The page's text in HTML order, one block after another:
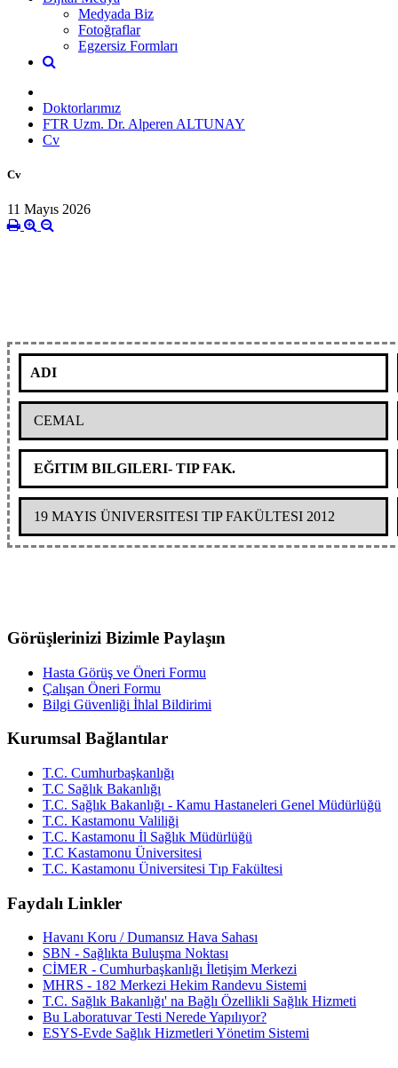
Medyada Biz
Fotoğraflar
Egzersiz Formları
Doktorlarımız
FTR Uzm. Dr. Alperen ALTUNAY
Cv
Cv
11 Mayıs 2026
ADI
CEMAL
EĞITIM BILGILERI- TIP FAK.
19 MAYIS ÜNIVERSITESI TIP FAKÜLTESI 2012
Görüşlerinizi Bizimle Paylaşın
Hasta Görüş ve Öneri Formu
Çalışan Öneri Formu
Bilgi Güvenliği İhlal Bildirimi
Kurumsal Bağlantılar
T.C. Cumhurbaşkanlığı
T.C Sağlık Bakanlığı
T.C. Sağlık Bakanlığı - Kamu Hastaneleri Genel Müdürlüğü
T.C. Kastamonu Valiliği
T.C. Kastamonu İl Sağlık Müdürlüğü
T.C Kastamonu Üniversitesi
T.C. Kastamonu Üniversitesi Tıp Fakültesi
Faydalı Linkler
Havanı Koru / Dumansız Hava Sahası
SBN - Sağlıkta Buluşma Noktası
CİMER - Cumhurbaşkanlığı İletişim Merkezi
MHRS - 182 Merkezi Hekim Randevu Sistemi
T.C. Sağlık Bakanlığı' na Bağlı Özellikli Sağlık Hizmeti
Bu Laboratuvar Testi Nerede Yapılıyor?
ESYS-Evde Sağlık Hizmetleri Yönetim Sistemi